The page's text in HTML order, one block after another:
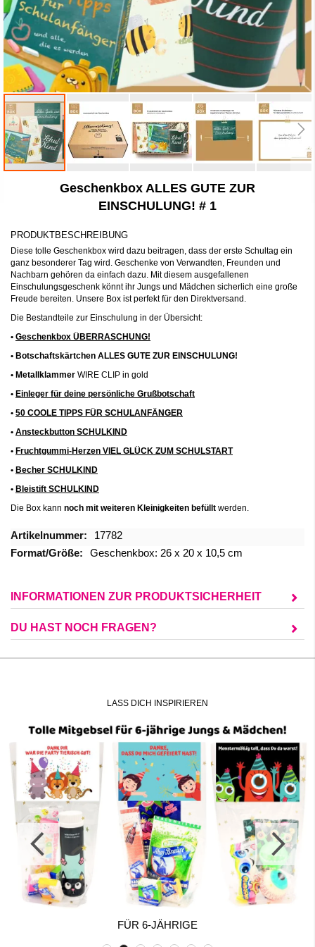
Geschenkbox ALLES GUTE ZUR
EINSCHULUNG! # 1
PRODUKTBESCHREIBUNG
Diese tolle Geschenkbox wird dazu beitragen, dass der erste Schultag ein
ganz besonderer Tag wird. Geschenke von Verwandten, Freunden und
Nachbarn gehören da einfach dazu. Mit diesem ausgefallenen
Einschulungsgeschenk könnt ihr Jungs und Mädchen sicherlich eine große
Freude bereiten. Unsere Box ist perfekt für den Direktversand.
Die Bestandteile zur Einschulung in der Übersicht:
• Geschenkbox ÜBERRASCHUNG!
• Botschaftskärtchen ALLES GUTE ZUR EINSCHULUNG!
• Metallklammer WIRE CLIP in gold
• Einleger für deine persönliche Grußbotschaft
• 50 COOLE TIPPS FÜR SCHULANFÄNGER
• Ansteckbutton SCHULKIND
• Fruchtgummi-Herzen VIEL GLÜCK ZUM SCHULSTART
• Becher SCHULKIND
• Bleistift SCHULKIND
Die Box kann noch mit weiteren Kleinigkeiten befüllt werden.
Mehr
Informationen
17782
Geschenkbox: 26 x 20 x 10,5 cm
INFORMATIONEN ZUR PRODUKTSICHERHEIT
DU HAST NOCH FRAGEN?
LASS DICH INSPIRIEREN
FÜR 6-JÄHRIGE